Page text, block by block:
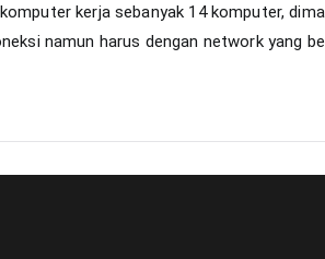
pada
jaringan
kerja sebanyak 14 komputer,
namun harus dengan network yang